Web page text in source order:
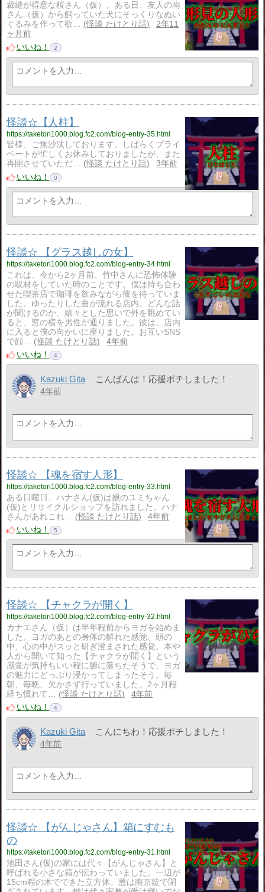
裁縫が得意な桜さん（仮）。ある日、友人の南
さん（仮）から飼っていた犬にそっくりなぬい
ぐるみを作って欲…
怪談 たけとり話
2年11
ヶ月前
いいね！
2
怪談☆【人柱】
https://taketori1000.blog.fc2.com/blog-entry-35.html
皆様、ご無沙汰しております。しばらくプライ
ベートが忙しくお休みしておりましたが、また
再開させていただ…
怪談 たけとり話
3年前
いいね！
0
怪談☆ 【グラス越しの女】
https://taketori1000.blog.fc2.com/blog-entry-34.html
これは、今から2ヶ月前、竹中さんに恐怖体験
の取材をしていた時のことです。僕は待ち合わ
せた喫茶店で珈琲を飲みながら彼を待っていま
した。ゆったりした曲が流れる店内。どんな話
が聞けるのか、嬉々とした思いで外を眺めてい
ると、窓の横を男性が通りました。彼は、店内
に入ると僕の向かいに座りました。お互いSNS
で顔…
怪談 たけとり話
4年前
いいね！
4
Kazuki Gita こんばんは！応援ポチしました！
4年前
怪談☆ 【魂を宿す人形】
https://taketori1000.blog.fc2.com/blog-entry-33.html
ある日曜日、ハナさん(仮)は娘のユミちゃん
(仮)とリサイクルショップを訪れました。ハナ
さんがあれこれ…
怪談 たけとり話
4年前
いいね！
5
怪談☆ 【チャクラが開く】
https://taketori1000.blog.fc2.com/blog-entry-32.html
カナエさん（仮）は半年程前からヨガを始めま
した。ヨガのあとの身体の解れた感覚、頭の
中、心の中がスッと研ぎ澄まされた感覚。本や
人から聞いて知った【チャクラが開く】という
感覚が気持ちいい程に腑に落ちたそうで、ヨガ
の魅力にどっぷり浸かってしまったそう。毎
朝、毎晩、欠かさず行っていました。2ヶ月程
経ち慣れて…
怪談 たけとり話
4年前
いいね！
4
Kazuki Gita こんにちわ！応援ポチしました！
4年前
怪談☆ 【がんじゃさん】箱にすむも
の
https://taketori1000.blog.fc2.com/blog-entry-31.html
池田さん(仮)の家には代々【がんじゃさん】と
呼ばれる小さな箱が伝わっていました。一辺が
15cm程の木でできた立方体。蓋は南京錠で閉